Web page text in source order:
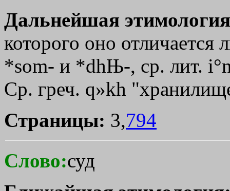
Дальнейшая
которого оно
*som- и *dhЊ-, ср. лит.
Ср. греч. q»kh
Страницы: 3,794
Слово:суд